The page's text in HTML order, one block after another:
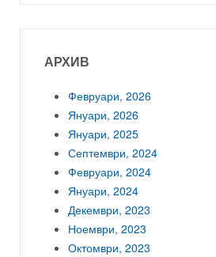
АРХИВ
Февруари, 2026
Януари, 2026
Януари, 2025
Септември, 2024
Февруари, 2024
Януари, 2024
Декември, 2023
Ноември, 2023
Октомври, 2023